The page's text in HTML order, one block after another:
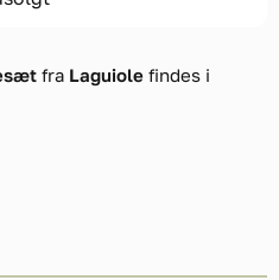
fra Laguiole findes i